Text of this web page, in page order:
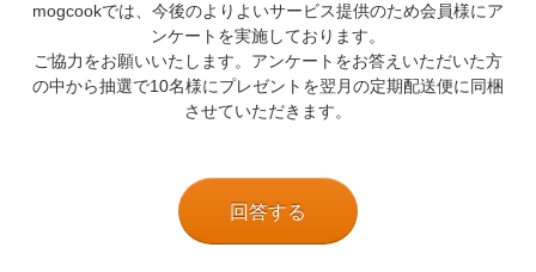
mogcookでは、今後のよりよいサービス提供のため会員様にア
ンケートを実施しております。
ご協力をお願いいたします。アンケートをお答えいただいた方
の中から抽選で10名様にプレゼントを翌月の定期配送便に同梱
させていただきます。
回答する